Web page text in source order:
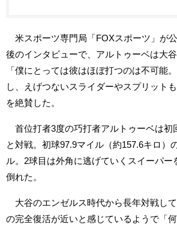
米スポーツ専門局「FOXスポーツ」が
後のインタビューで、アルトゥーベは大
「僕にとっては彼はほぼ打つのは不可能
し、えげつないスライダーやスプリット
を絶賛した。
首位打者3度の巧打者アルトゥーベは初
と対戦。初球97.9マイル（約157.6キロ）
ル。2球目は外角に逃げていくスイーパー
倒れた。
大谷のエンゼルス時代から長年対戦し
の完全復活が近いと感じているようで「